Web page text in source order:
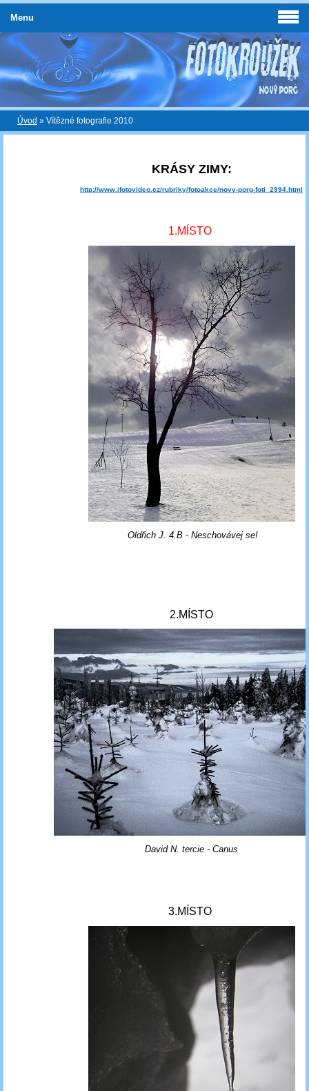
Úvod » Vítězné fotografie 2010
KRÁSY ZIMY:
http://www.ifotovideo.cz/rubriky/fotoakce/novy-porg-foti_2994.html
1.MÍSTO
Oldřich J. 4.B - Neschovávej se!
2.MÍSTO
David N. tercie - Canus
3.MÍSTO
Menu